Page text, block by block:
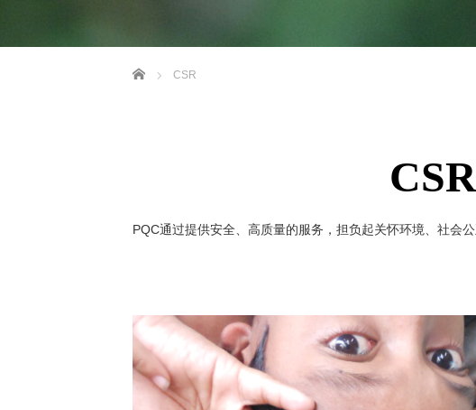
ホーム CSR
PQC通过提供安全、高质量的服务，担负起关怀环境、社会